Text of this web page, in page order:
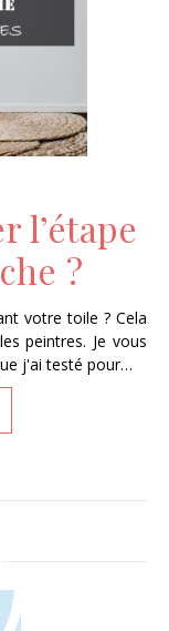
l’étape
?
peintres. Je vous
j'ai testé pour…